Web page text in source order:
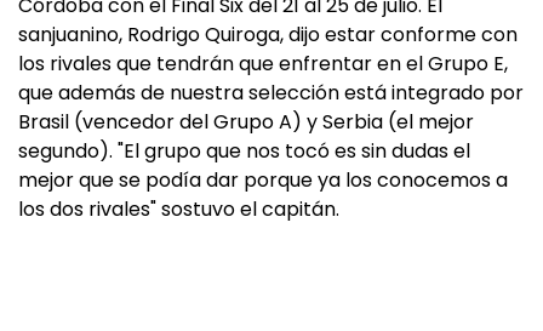
sanjuanino, Rodrigo Quiroga, dijo estar conforme con
los rivales que tendrán que enfrentar en el Grupo E,
que además de nuestra selección está integrado por
Brasil (vencedor del Grupo A) y Serbia (el mejor
segundo). "El grupo que nos tocó es sin dudas el
mejor que se podía dar porque ya los conocemos a
los dos rivales" sostuvo el capitán.